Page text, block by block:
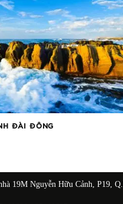
ĐÀI ĐÔNG
19M Nguyễn Hữu Cảnh, P19,